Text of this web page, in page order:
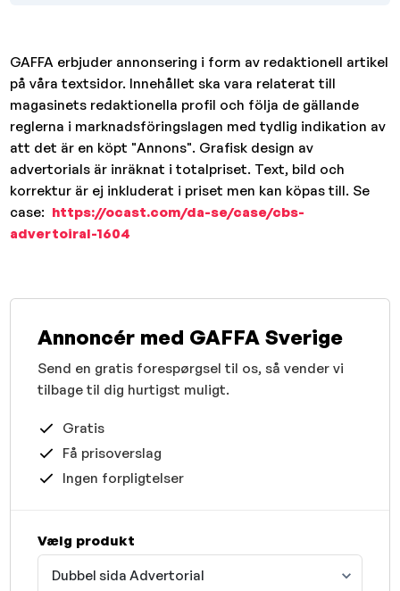
GAFFA erbjuder annonsering i form av redaktionell artikel
på våra textsidor. Innehållet ska vara relaterat till
magasinets redaktionella profil och följa de gällande
reglerna i marknadsföringslagen med tydlig indikation av
att det är en köpt "Annons". Grafisk design av
advertorials är inräknat i totalpriset. Text, bild och
korrektur är ej inkluderat i priset men kan köpas till. Se
case: https://ocast.com/da-se/case/cbs-
advertoiral-1604
Annoncér med GAFFA Sverige
Send en gratis forespørgsel til os, så vender vi
tilbage til dig hurtigst muligt.
Gratis
Få prisoverslag
Ingen forpligtelser
Vælg produkt
Dubbel sida Advertorial